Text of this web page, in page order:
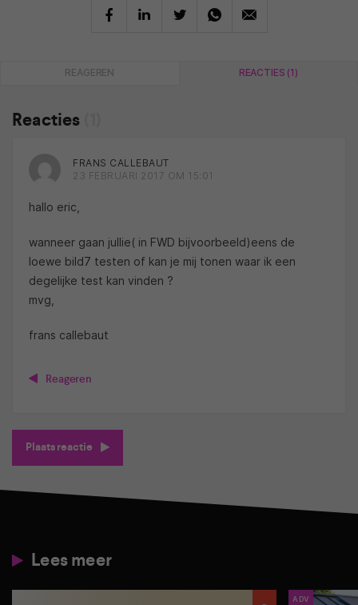
REAGEREN REACTIES (1)
Reacties
FRANS CALLEBAUT
23 FEBRUARI 2017 OM 15:01
hallo eric,
wanneer gaan jullie( in FWD bijvoorbeeld)eens de
loewe bild7 testen of kan je mij tonen waar ik een
degelijke test kan vinden ?
mvg,
frans callebaut
Reageren
Plaats reactie
Lees meer
ADV